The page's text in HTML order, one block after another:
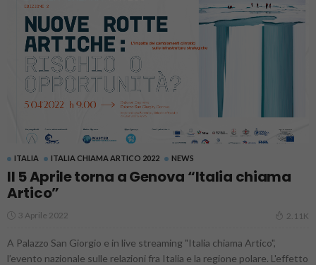
ITALIA ITALIA CHIAMA ARTICO 2022 NEWS
Il 5 Aprile torna a Genova “Italia chiama
Artico”
3 Aprile 2022 2.11K
A Palazzo San Giorgio e in live streaming "Italia chiama Artico",
l’evento nazionale sulle relazioni fra Italia e la regione polare. L'effetto